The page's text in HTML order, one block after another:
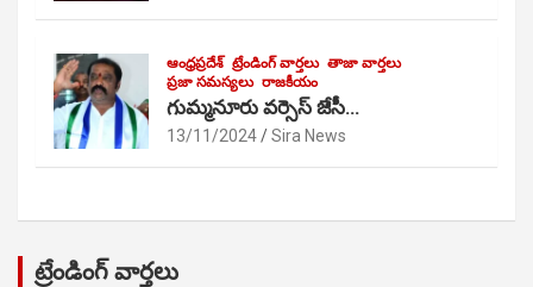
ఆంధ్రప్రదేశ్ ట్రేండింగ్ వార్తలు తాజా వార్తలు
ప్రజా సమస్యలు రాజకీయం
గుమ్మనూరు వర్సెస్ జేసీ…
13/11/2024 Sira News
ట్రేండింగ్ వార్తలు